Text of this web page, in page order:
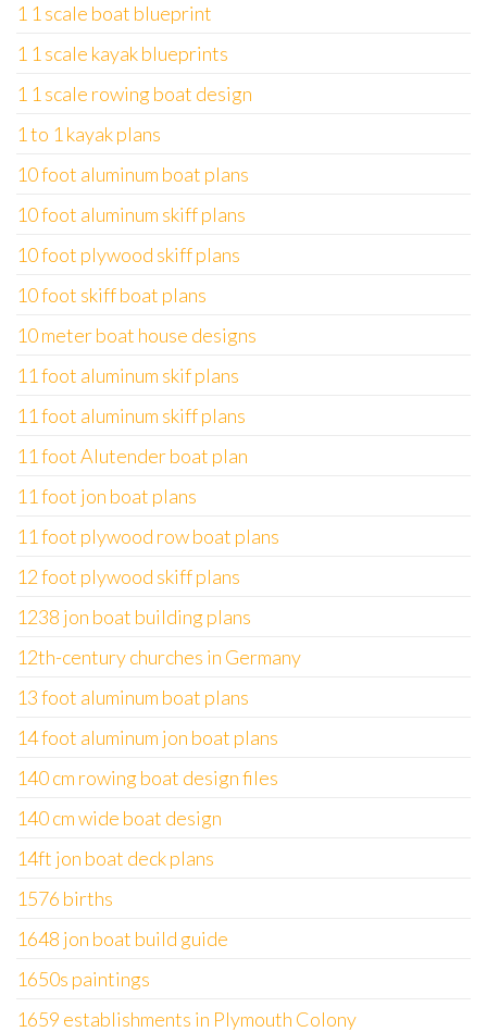
1 1 scale boat blueprint
1 1 scale kayak blueprints
1 1 scale rowing boat design
1 to 1 kayak plans
10 foot aluminum boat plans
10 foot aluminum skiff plans
10 foot plywood skiff plans
10 foot skiff boat plans
10 meter boat house designs
11 foot aluminum skif plans
11 foot aluminum skiff plans
11 foot Alutender boat plan
11 foot jon boat plans
11 foot plywood row boat plans
12 foot plywood skiff plans
1238 jon boat building plans
12th-century churches in Germany
13 foot aluminum boat plans
14 foot aluminum jon boat plans
140 cm rowing boat design files
140 cm wide boat design
14ft jon boat deck plans
1576 births
1648 jon boat build guide
1650s paintings
1659 establishments in Plymouth Colony